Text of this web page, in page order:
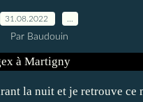
31.08.2022
Par Baudouin
la nuit et je retrouve